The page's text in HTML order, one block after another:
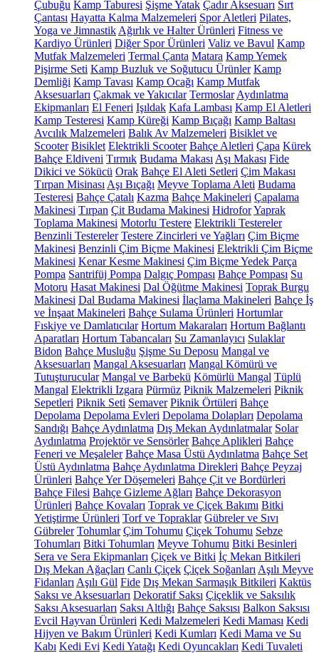
Çubuğu Kamp Taburesi Şişme Yatak Çadır Aksesuarı Sırt
Çantası Hayatta Kalma Malzemeleri Spor Aletleri Pilates,
Yoga ve Jimnastik Ağırlık ve Halter Ürünleri Fitness ve
Kardiyo Ürünleri Diğer Spor Ürünleri Valiz ve Bavul Kamp
Mutfak Malzemeleri Termal Çanta Matara Kamp Yemek
Pişirme Seti Kamp Buzluk ve Soğutucu Ürünler Kamp
Demliği Kamp Tavası Kamp Ocağı Kamp Mutfak
Aksesuarları Çakmak ve Yakıcılar Termoslar Aydınlatma
Ekipmanları El Feneri Işıldak Kafa Lambası Kamp El Aletleri
Kamp Testeresi Kamp Küreği Kamp Bıçağı Kamp Baltası
Avcılık Malzemeleri Balık Av Malzemeleri Bisiklet ve
Scooter Bisiklet Elektrikli Scooter Bahçe Aletleri Çapa Kürek
Bahçe Eldiveni Tırmık Budama Makası Aşı Makası Fide
Dikici ve Sökücü Orak Bahçe El Aleti Setleri Çim Makası
Tırpan Misinası Aşı Bıçağı Meyve Toplama Aleti Budama
Testeresi Bahçe Çatalı Kazma Bahçe Makineleri Çapalama
Makinesi Tırpan Çit Budama Makinesi HidroforYaprak
Toplama Makinesi Motorlu Testere Elektrikli Testereler
Benzinli Testereler Testere Zincirleri ve Yağları Çim Biçme
Makinesi Benzinli Çim Biçme Makinesi Elektrikli Çim Biçme
Makinesi Kenar Kesme Makinesi Çim Biçme Yedek Parça
Pompa Santrifüj Pompa Dalgıç Pompası Bahçe Pompası Su
Motoru Hasat Makinesi Dal Öğütme Makinesi Toprak Burgu
Makinesi Dal Budama Makinesi İlaçlama Makineleri Bahçe İş
ve İnşaat Makineleri Bahçe Sulama Ürünleri Hortumlar
Fıskiye ve Damlatıcılar Hortum Makaraları Hortum Bağlantı
Aparatları Hortum Tabancaları Su Zamanlayıcı Sulaklar
Bidon Bahçe Musluğu Şişme Su Deposu Mangal ve
Aksesuarları Mangal Aksesuarları Mangal Kömürü ve
Tutuşturucular Mangal ve Barbekü Kömürlü Mangal Tüplü
Mangal Elektrikli Izgara Pürmüz Piknik Malzemeleri Piknik
Sepetleri Piknik Seti Semaver Piknik Örtüleri Bahçe
Depolama Depolama Evleri Depolama Dolapları Depolama
Sandığı Bahçe Aydınlatma Dış Mekan Aydınlatmalar Solar
Aydınlatma Projektör ve Sensörler Bahçe Aplikleri Bahçe
Feneri ve Meşaleler Bahçe Masa Üstü Aydınlatma Bahçe Set
Üstü Aydınlatma Bahçe Aydınlatma Direkleri Bahçe Peyzaj
Ürünleri Bahçe Yer Döşemeleri Bahçe Çit ve Bordürleri
Bahçe Filesi Bahçe Gizleme Ağları Bahçe Dekorasyon
Ürünleri Bahçe Kovaları Toprak ve Çiçek Bakımı Bitki
Yetiştirme Ürünleri Torf ve Topraklar Gübreler ve Sıvı
Gübreler Tohumlar Çim Tohumu Çiçek Tohumu Sebze
Tohumları Bitki Tohumları Meyve Tohumu Bitki Besinleri
Sera ve Sera Ekipmanları Çiçek ve Bitki İç Mekan Bitkileri
Dış Mekan Ağaçları Canlı Çiçek Çiçek Soğanları Aşılı Meyve
Fidanları Aşılı Gül Fide Dış Mekan Sarmaşık Bitkileri Kaktüs
Saksı ve Aksesuarları Dekoratif Saksı Çiçeklik ve Saksılık
Saksı Aksesuarları Saksı Altlığı Bahçe Saksısı Balkon Saksısı
Evcil Hayvan Ürünleri Kedi Malzemeleri Kedi Maması Kedi
Hijyen ve Bakım Ürünleri Kedi Kumları Kedi Mama ve Su
Kabı Kedi Evi Kedi Yatağı Kedi Oyuncakları Kedi Tuvaleti